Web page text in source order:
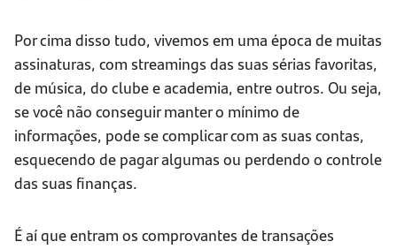
Por cima disso tudo, vivemos em uma época de muitas
assinaturas, com streamings das suas sérias favoritas,
de música, do clube e academia, entre outros. Ou seja,
se você não conseguir manter o mínimo de
informações, pode se complicar com as suas contas,
esquecendo de pagar algumas ou perdendo o controle
das suas finanças.
É aí que entram os comprovantes de transações